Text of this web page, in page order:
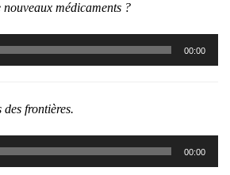
médicaments ?
00:00
frontières.
00:00